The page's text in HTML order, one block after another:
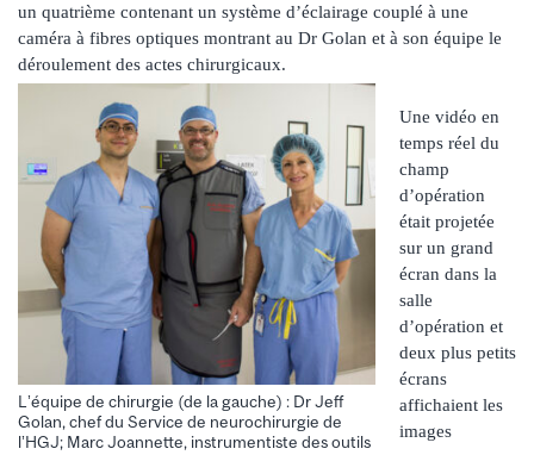
un quatrième contenant un système d’éclairage couplé à une
caméra à fibres optiques montrant au Dr Golan et à son équipe le
déroulement des actes chirurgicaux.
L’équipe de chirurgie (de la gauche) : Dr Jeff
Golan, chef du Service de neurochirurgie de
l’HGJ; Marc Joannette, instrumentiste des outils
Une vidéo en
temps réel du
champ
d’opération
était projetée
sur un grand
écran dans la
salle
d’opération et
deux plus petits
écrans
affichaient les
images